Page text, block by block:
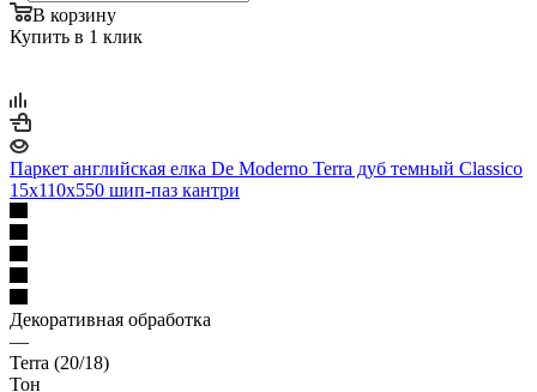
В корзину
Купить в 1 клик
Паркет английская елка De Moderno Terra дуб темный Classico
15х110х550 шип-паз кантри
Декоративная обработка
—
Terra (20/18)
Тон